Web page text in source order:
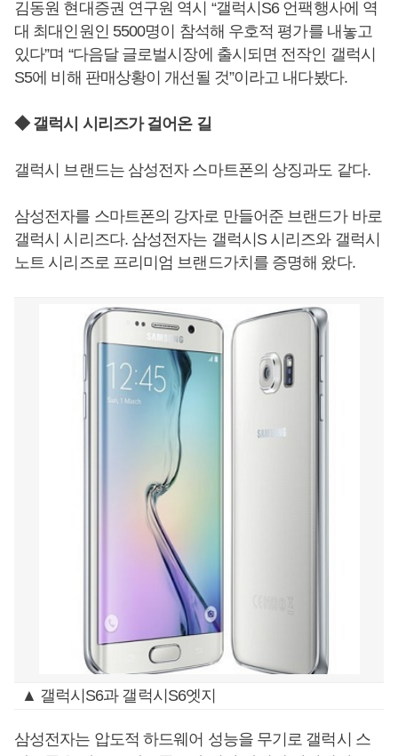
김동원 현대증권 연구원 역시 “갤럭시S6 언팩행사에 역
대 최대인원인 5500명이 참석해 우호적 평가를 내놓고
있다”며 “다음달 글로벌시장에 출시되면 전작인 갤럭시
S5에 비해 판매상황이 개선될 것”이라고 내다봤다.
◆ 갤럭시 시리즈가 걸어온 길
갤럭시 브랜드는 삼성전자 스마트폰의 상징과도 같다.
삼성전자를 스마트폰의 강자로 만들어준 브랜드가 바로
갤럭시 시리즈다. 삼성전자는 갤럭시S 시리즈와 갤럭시
노트 시리즈로 프리미엄 브랜드가치를 증명해 왔다.
▲ 갤럭시S6과 갤럭시S6엣지
삼성전자는 압도적 하드웨어 성능을 무기로 갤럭시 스